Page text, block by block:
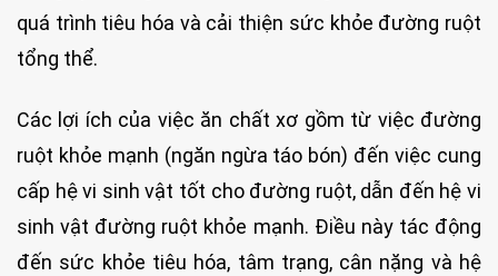
quá trình tiêu hóa và cải thiện sức khỏe đường ruột
tổng thể.
Các lợi ích của việc ăn chất xơ gồm từ việc đường
ruột khỏe mạnh (ngăn ngừa táo bón) đến việc cung
cấp hệ vi sinh vật tốt cho đường ruột, dẫn đến hệ vi
sinh vật đường ruột khỏe mạnh. Điều này tác động
đến sức khỏe tiêu hóa, tâm trạng, cân nặng và hệ